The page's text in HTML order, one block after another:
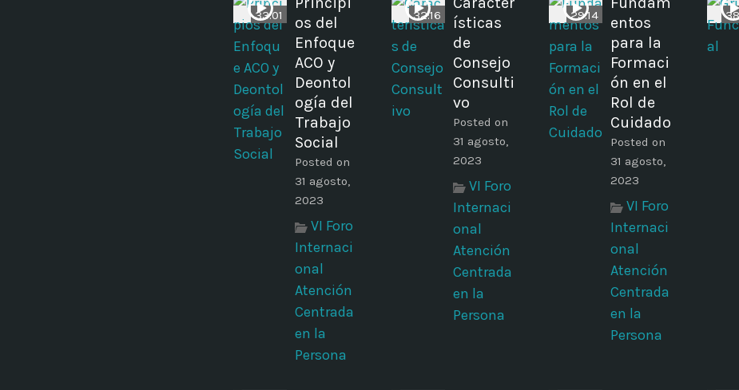
33:01
os del
Enfoque
ACO y
Deontol
ogía del
Trabajo
Social
Posted on
31 agosto,
2023
VI Foro
Internaci
onal
Atención
Centrada
en la
Persona
32:16
ísticas
de
Consejo
Consulti
vo
Posted on
31 agosto,
2023
VI Foro
Internaci
onal
Atención
Centrada
en la
Persona
29:14
entos
para la
Formaci
ón en el
Rol de
Cuidado
Posted on
31 agosto,
2023
VI Foro
Internaci
onal
Atención
Centrada
en la
Persona